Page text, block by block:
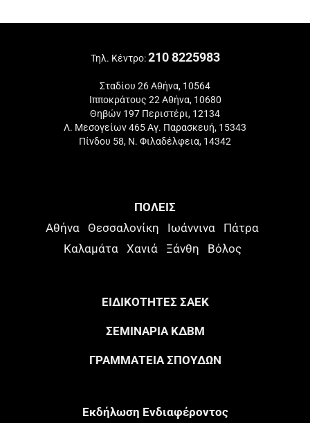
Τηλ. Κέντρο:210 8225983
Σταδίου 26 Αθήνα, 10564
Ιπποκράτους 22 Αθήνα, 10680
Θηβών 197 Περιστέρι, 12134
Λ. Μεσογείων 465 Αγ. Παρασκευή, 15343
Πίνδου 58, Ν. Φιλαδέλφεια, 14342
ΠΟΛΕΙΣ
Αθήνα Θεσσαλονίκη Ιωάννινα
Πάτρα
Καλαμάτα
Χανιά Ξάνθη Βόλος
ΕΙΔΙΚΟΤΗΤΕΣ ΣΑΕΚ
ΣΕΜΙΝΑΡΙΑ ΚΔΒΜ
ΓΡΑΜΜΑΤΕΙΑ ΣΠΟΥΔΩΝ
Eκδήλωση Eνδιαφέροντος